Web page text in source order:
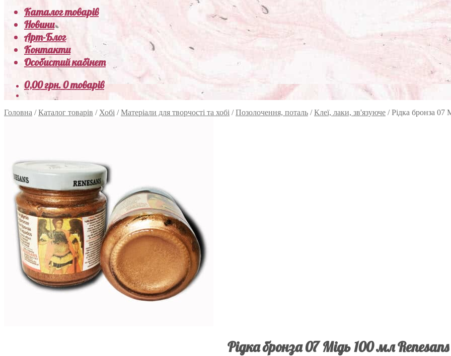
Каталог товарів
Новини
Арт-Блог
Контакти
Особистий кабінет
0,00грн.0 товарів
Головна /Каталог товарів / Хобі /Матеріали для творчості та хобі /Позолочення, поталь /Клеї, лаки, зв'язуюче /Рідка бронза 07
Рідка бронза 07 Мідь 100 мл Renesans